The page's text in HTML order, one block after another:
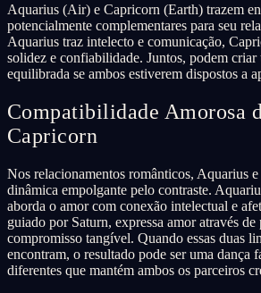
Aquarius (Air) e Capricorn (Earth) trazem
potencialmente complementares para seu
Aquarius traz intelecto e comunicação,
solidez e confiabilidade. Juntos, podem criar
equilibrada se ambos estiverem dispostos a
Compatibilidade Amorosa
Capricorn
Nos relacionamentos românticos, Aquarius
dinâmica empolgante pelo contraste.
aborda o amor com conexão intelectual e
guiado por Saturn, expressa amor através
compromisso tangível. Quando essas duas
encontram, o resultado pode ser uma dança
diferentes que mantém ambos os parceiros